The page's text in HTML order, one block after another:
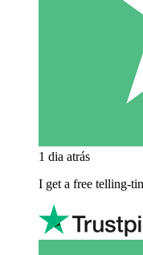
1 dia atrás
I get a free telling-